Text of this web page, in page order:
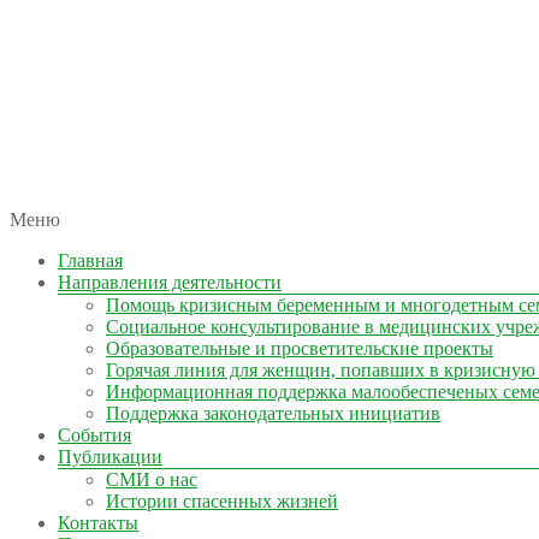
КОЛЫМА — ЗА ЖИЗНЬ
автономная некоммерческая организация
Меню
Главная
Направления деятельности
Помощь кризисным беременным и многодетным
Социальное консультирование в медицинских
Образовательные и просветительские проекты
Горячая линия для женщин, попавших в
Информационная поддержка малообеспеченых
Поддержка законодательных инициатив
События
Публикации
СМИ о нас
Истории спасенных жизней
Контакты